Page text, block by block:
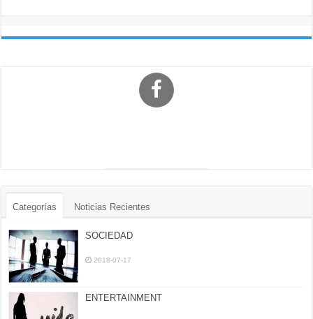
Categorías Noticias Recientes
SOCIEDAD
2018-07-17
ENTERTAINMENT